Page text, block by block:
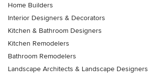
Home Builders
Interior Designers & Decorators
Kitchen & Bathroom Designers
Kitchen Remodelers
Bathroom Remodelers
Landscape Architects & Landscape Designers